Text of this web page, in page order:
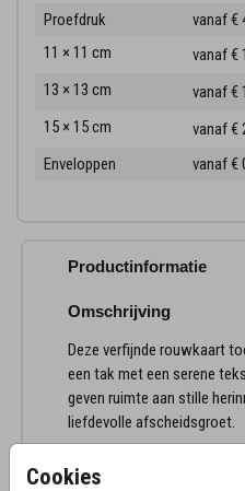
Cookies
Proefdruk
vanaf €
11 × 11 cm
vanaf €
13 × 13 cm
vanaf €
15 × 15 cm
vanaf €
Enveloppen
vanaf €
Productinformatie
Omschrijving
Deze verfijnde rouwkaart
een tak met een serene
geven ruimte aan stille
liefdevolle afscheidsgroet.